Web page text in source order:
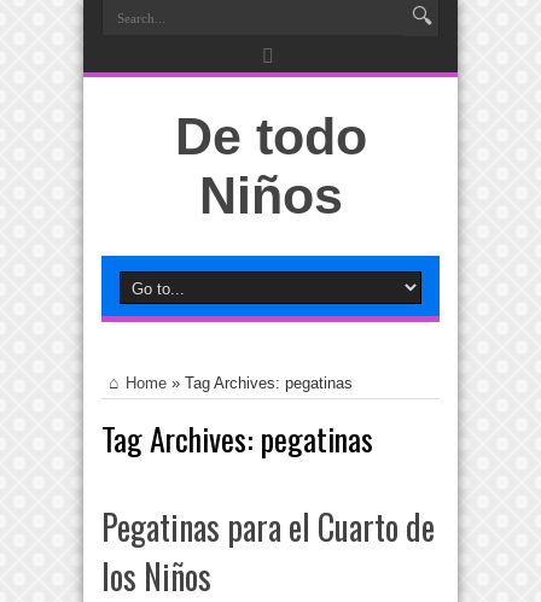
De todo
Niños
Home » Tag Archives: pegatinas
Tag Archives: pegatinas
Pegatinas para el Cuarto de
los Niños